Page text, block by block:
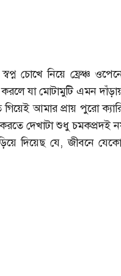
চোখে নিয়ে ফ্রেঞ্চ
করলে যা মোটামুটি এমন
আমার প্রায় পুরো
দেখাটা শুধু চমকপ্রদই
দিয়েছ যে, জীবনে